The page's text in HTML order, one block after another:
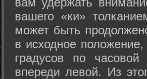
вашего «ки»
может быть
в исходное
градусов по
впереди левой. Из